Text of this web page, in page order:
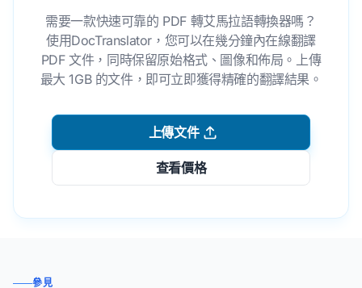
需要一款快速可靠的 PDF 轉艾馬拉語轉換器嗎？
使用DocTranslator，您可以在幾分鐘內在線翻譯
PDF 文件，同時保留原始格式、圖像和佈局。上傳
最大 1GB 的文件，即可立即獲得精確的翻譯結果。
上傳文件
查看價格
參見